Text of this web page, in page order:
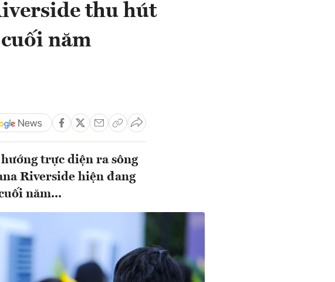
thu hút
năm
trực diện ra sông
Riverside hiện đang
năm...